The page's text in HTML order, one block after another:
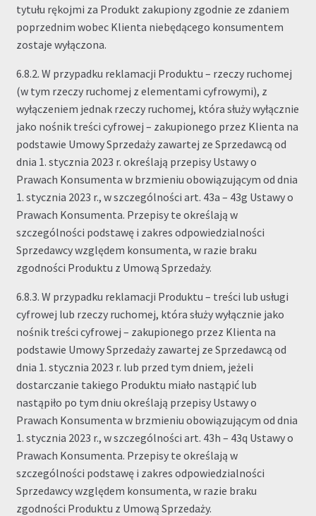
tytułu rękojmi za Produkt zakupiony zgodnie ze zdaniem
poprzednim wobec Klienta niebędącego konsumentem
zostaje wyłączona.
6.8.2. W przypadku reklamacji Produktu – rzeczy ruchomej
(w tym rzeczy ruchomej z elementami cyfrowymi), z
wyłączeniem jednak rzeczy ruchomej, która służy wyłącznie
jako nośnik treści cyfrowej – zakupionego przez Klienta na
podstawie Umowy Sprzedaży zawartej ze Sprzedawcą od
dnia 1. stycznia 2023 r. określają przepisy Ustawy o
Prawach Konsumenta w brzmieniu obowiązującym od dnia
1. stycznia 2023 r., w szczególności art. 43a – 43g Ustawy o
Prawach Konsumenta. Przepisy te określają w
szczególności podstawę i zakres odpowiedzialności
Sprzedawcy względem konsumenta, w razie braku
zgodności Produktu z Umową Sprzedaży.
6.8.3. W przypadku reklamacji Produktu – treści lub usługi
cyfrowej lub rzeczy ruchomej, która służy wyłącznie jako
nośnik treści cyfrowej – zakupionego przez Klienta na
podstawie Umowy Sprzedaży zawartej ze Sprzedawcą od
dnia 1. stycznia 2023 r. lub przed tym dniem, jeżeli
dostarczanie takiego Produktu miało nastąpić lub
nastąpiło po tym dniu określają przepisy Ustawy o
Prawach Konsumenta w brzmieniu obowiązującym od dnia
1. stycznia 2023 r., w szczególności art. 43h – 43q Ustawy o
Prawach Konsumenta. Przepisy te określają w
szczególności podstawę i zakres odpowiedzialności
Sprzedawcy względem konsumenta, w razie braku
zgodności Produktu z Umową Sprzedaży.